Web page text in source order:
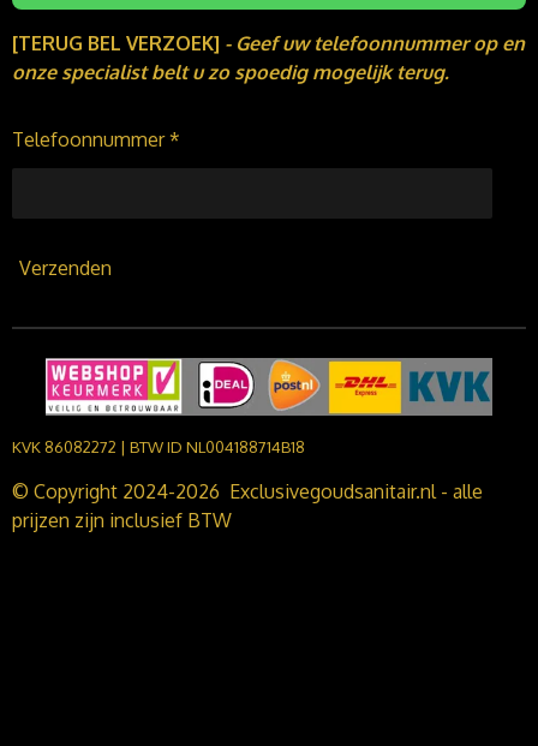
[TERUG BEL VERZOEK] - Geef uw telefoonnummer op en
onze specialist belt u zo spoedig mogelijk terug.
Telefoonnummer *
Verzenden
KVK 86082272 | BTW ID NL004188714B18
© Copyright 2024-2026 Exclusivegoudsanitair.nl - alle
prijzen zijn inclusief BTW